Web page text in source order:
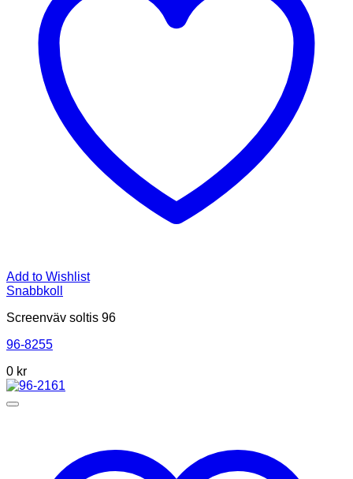
Add to Wishlist
Snabbkoll
Screenväv soltis 96
96-8255
0 kr